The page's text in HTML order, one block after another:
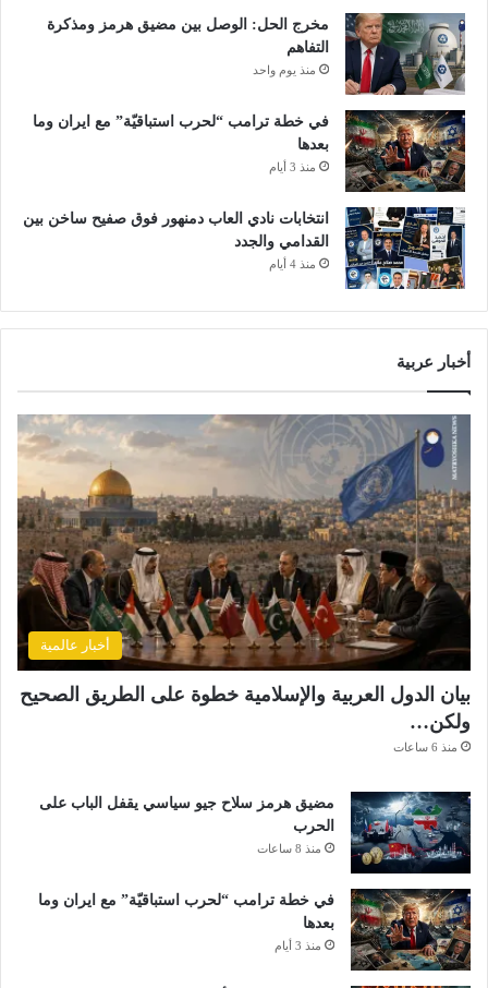
ء
ش
د
ر
د
ز
ك
ء
ت
و
مخرج الحل: الوصل بين مضيق هرمز ومذكرة
التفاهم
منذ يوم واحد
في خطة ترامب “لحرب استباقيّة” مع ايران وما
بعدها
منذ 3 أيام
انتخابات نادي العاب دمنهور فوق صفيح ساخن بين
القدامي والجدد
منذ 4 أيام
أخبار عربية
أخبار عالمية
بيان الدول العربية والإسلامية خطوة على الطريق الصحيح
ولكن…
منذ 6 ساعات
مضيق هرمز سلاح جيو سياسي يقفل الباب على
الحرب
منذ 8 ساعات
في خطة ترامب “لحرب استباقيّة” مع ايران وما
بعدها
منذ 3 أيام